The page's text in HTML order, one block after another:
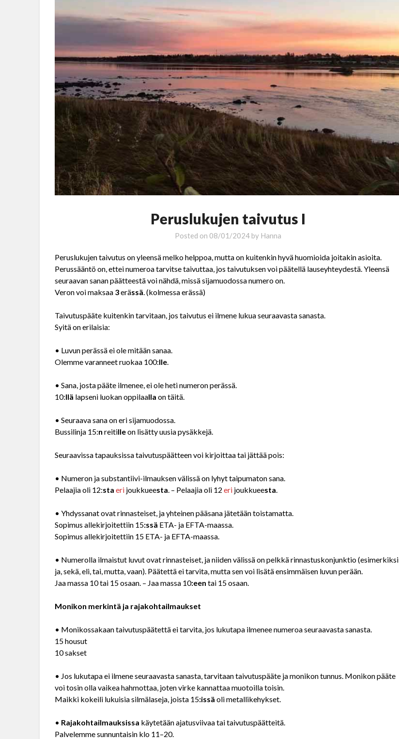
Peruslukujen taivutus I
Posted on 08/01/2024 by Hanna
Peruslukujen taivutus on yleensä melko helppoa, mutta on kuitenkin hyvä huomioida joitakin asioita.
Perussääntö on, ettei numeroa tarvitse taivuttaa, jos taivutuksen voi päätellä lauseyhteydestä. Yleensä
seuraavan sanan päätteestä voi nähdä, missä sijamuodossa numero on.
Veron voi maksaa 3erässä. (kolmessa erässä)
Taivutuspääte kuitenkin tarvitaan, jos taivutus ei ilmene lukua seuraavasta sanasta.
Syitä on erilaisia:
• Luvun perässä ei ole mitään sanaa.
Olemme varanneet ruokaa 100:lle.
• Sana, josta pääte ilmenee, ei ole heti numeron perässä.
10:llä lapseni luokan oppilaalla on täitä.
• Seuraava sana on eri sijamuodossa.
Bussilinja 15:n reitilleon lisätty uusia pysäkkejä.
Seuraavissa tapauksissa taivutuspäätteen voi kirjoittaa tai jättää pois:
• Numeron ja substantiivi-ilmauksen välissä on lyhyt taipumaton sana.
Pelaajia oli 12:sta eri joukkueesta. – Pelaajia oli 12eri joukkueesta.
• Yhdyssanat ovat rinnasteiset, ja yhteinen pääsana jätetään toistamatta.
Sopimus allekirjoitettiin 15:ssä ETA- ja EFTA-maassa.
Sopimus allekirjoitettiin 15 ETA- ja EFTA-maassa.
• Numerolla ilmaistut luvut ovat rinnasteiset, ja niiden välissä on pelkkä rinnastuskonjunktio (esimerkiksi
ja, sekä, eli, tai, mutta, vaan). Päätettä ei tarvita, mutta sen voi lisätä ensimmäisen luvun perään.
Jaa massa 10 tai 15 osaan. – Jaa massa 10:eentai 15 osaan.
Monikon merkintä ja rajakohtailmaukset
• Monikossakaantaivutuspäätettä ei tarvita, jos lukutapa ilmenee numeroa seuraavasta sanasta.
15 housut
10 sakset
• Jos lukutapa ei ilmene seuraavasta sanasta, tarvitaan taivutuspääte ja monikon tunnus. Monikon pääte
voi tosin olla vaikea hahmottaa, joten virke kannattaa muotoilla toisin.
Maikki kokeili lukuisia silmälaseja, joista 15:issäoli metallikehykset.
• Rajakohtailmauksissa käytetään ajatusviivaa tai taivutuspäätteitä.
Palvelemme sunnuntaisin klo 11–20.